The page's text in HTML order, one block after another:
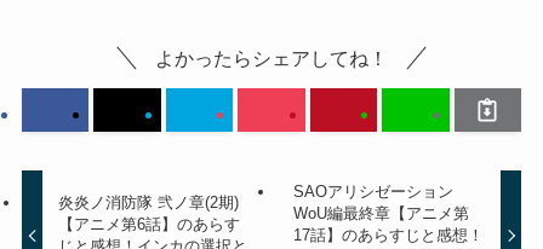
よかったらシェアしてね！
炎炎ノ消防隊 弐ノ章(2期)
【アニメ第6話】のあらす
じと感想！インカの選択と
SAOアリシゼーション
WoU編最終章【アニメ第
17話】のあらすじと感想！